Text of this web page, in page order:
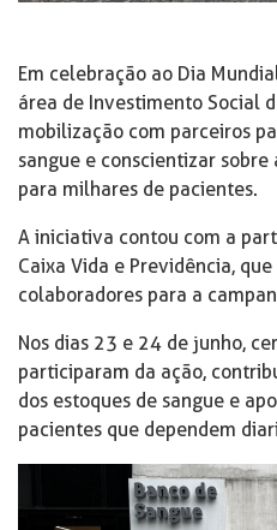
Em celebração ao Dia
área de Investimento Social
mobilização com parceiros
sangue e conscientizar
para milhares de pacientes.
A iniciativa contou com a
Caixa Vida e Previdência,
colaboradores para a
Nos dias 23 e 24 de junho,
participaram da ação,
dos estoques de sangue e
pacientes que dependem